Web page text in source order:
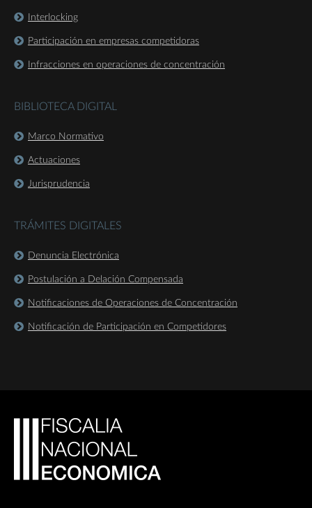
Interlocking
Participación en empresas competidoras
Infracciones en operaciones de concentración
BIBLIOTECA DIGITAL
Marco Normativo
Actuaciones
Jurisprudencia
TRÁMITES DIGITALES
Denuncia Electrónica
Postulación a Delación Compensada
Notificaciones de Operaciones de Concentración
Notificación de Participación en Competidores